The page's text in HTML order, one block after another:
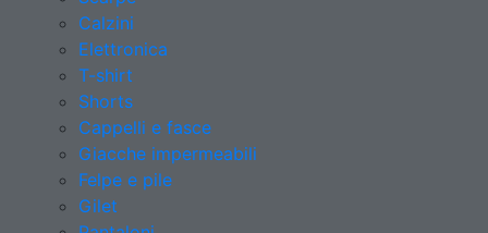
Calzini
Elettronica
T-shirt
Shorts
Cappelli e fasce
Giacche impermeabili
Felpe e pile
Gilet